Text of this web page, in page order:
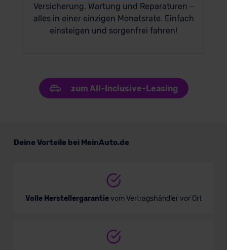
Versicherung, Wartung und Reparaturen –
alles in einer einzigen Monatsrate. Einfach
einsteigen und sorgenfrei fahren!
zum All-Inclusive-Leasing
Deine Vorteile bei MeinAuto.de
Volle Herstellergarantievom Vertragshändler vor Ort